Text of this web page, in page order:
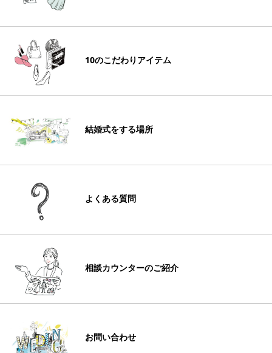
10のこだわりアイテム
結婚式をする場所
よくある質問
相談カウンターのご紹介
お問い合わせ